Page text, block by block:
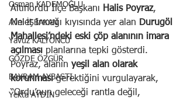
Osman KADEMOĞLU
Avni İŞBAKAN
Yavuz KALYONCU
GÖZDE ÖZGÜR
BAYRAM AYBASTI
Yekta AYDIN
Altınordu İlçe Başkanı Halis Poyraz,
Melet Irmağı kıyısında yer alan Durugöl
Mahallesi’ndeki eski çöp alanının imara
açılması planlarına tepki gösterdi.
Poyraz, alanın yeşil alan olarak
korunması gerektiğini vurgulayarak,
“Ordu’nun geleceği rantla değil,